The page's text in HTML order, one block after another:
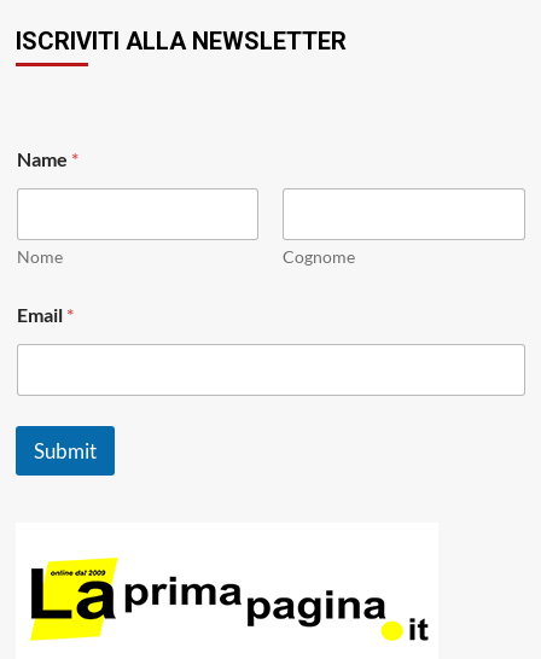
ISCRIVITI ALLA NEWSLETTER
m
a
l
E
i
l
m
Name *
Nome Cognome
Email *
Submit